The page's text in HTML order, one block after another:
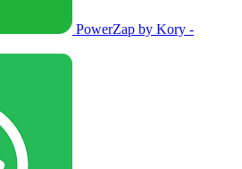
PowerZap by Kory -